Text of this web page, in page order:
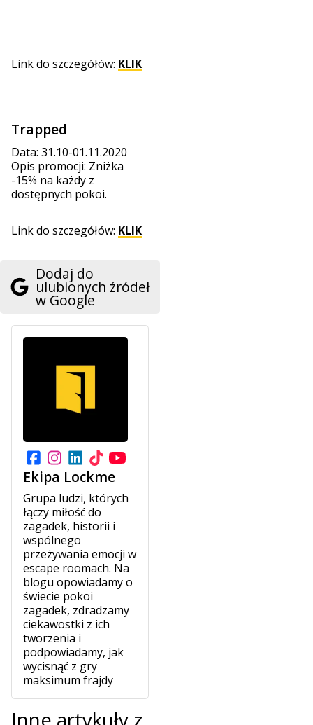
Link do szczegółów: KLIK
Trapped
Data: 31.10-01.11.2020
Opis promocji: Zniżka
-15% na każdy z
dostępnych pokoi.
Link do szczegółów: KLIK
Dodaj do
ulubionych źródeł
w Google
Ekipa Lockme
Grupa ludzi, których
łączy miłość do
zagadek, historii i
wspólnego
przeżywania emocji w
escape roomach. Na
blogu opowiadamy o
świecie pokoi
zagadek, zdradzamy
ciekawostki z ich
tworzenia i
podpowiadamy, jak
wycisnąć z gry
maksimum frajdy
Inne artykuły z